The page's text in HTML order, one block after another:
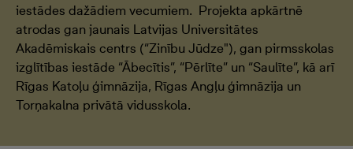
iestādes dažādiem vecumiem. Projekta apkārtnē
atrodas gan jaunais Latvijas Universitātes
Akadēmiskais centrs (“Zinību Jūdze"), gan pirmsskolas
izglītības iestāde “Ābecītis”, “Pērlīte” un “Saulīte”, kā arī
Rīgas Katoļu ģimnāzija, Rīgas Angļu ģimnāzija un
Torņakalna privātā vidusskola.